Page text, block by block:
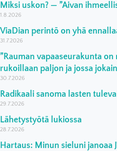
Miksi uskon? — ”Aivan
1.8.2026
ViaDian perintö on yhä
31.7.2026
”Rauman vapaaseurakunta
rukoillaan paljon ja jossa
30.7.2026
Radikaali sanoma lasten
29.7.2026
Lähetystyötä lukiossa
28.7.2026
Hartaus: Minun sieluni janoaa